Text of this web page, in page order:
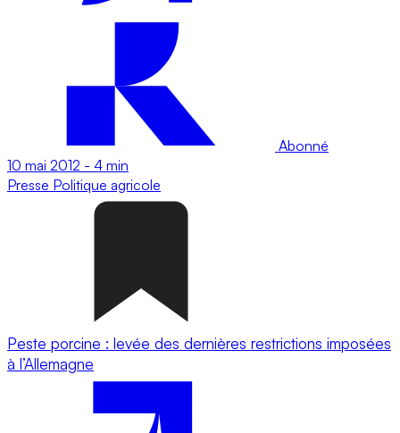
Abonné
10 mai 2012 - 4 min
Presse Politique agricole
Peste porcine : levée des dernières restrictions imposées
à l’Allemagne